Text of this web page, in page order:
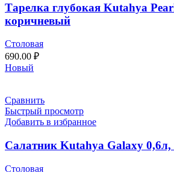
Тарелка глубокая Kutahya
коричневый
Столовая
690.00 ₽
Новый
Сравнить
Быстрый просмотр
Добавить в избранное
Салатник Kutahya Galaxy
Столовая